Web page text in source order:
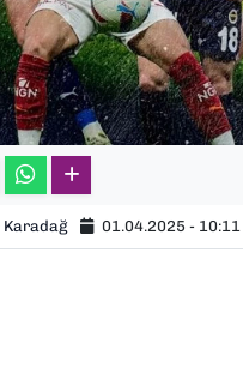
Karadağ 01.04.2025 - 10:11